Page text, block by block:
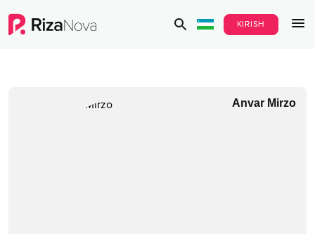
KIRISH
Anvar Mirzo